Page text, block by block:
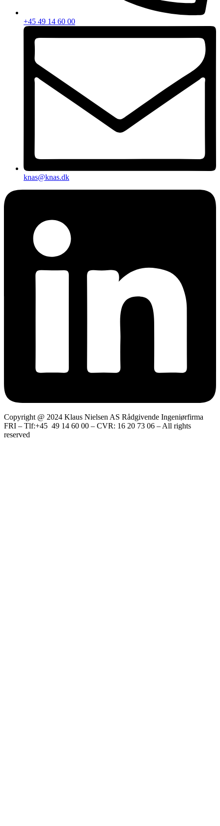
+45 49 14 60 00
knas@knas.dk
Copyright @ 2024 Klaus Nielsen AS Rådgivende Ingeniørfirma
FRI – Tlf:+45 49 14 60 00 – CVR: 16 20 73 06 – All rights
reserved